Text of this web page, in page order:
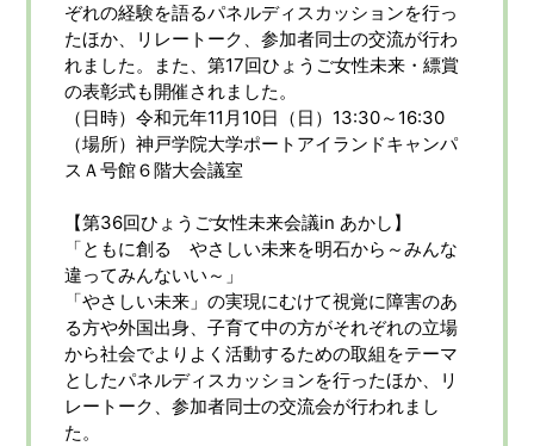
ぞれの経験を語るパネルディスカッションを行っ
たほか、リレートーク、参加者同士の交流が行わ
れました。また、第17回ひょうご女性未来・縹賞
の表彰式も開催されました。
（日時）令和元年11月10日（日）13:30～16:30
（場所）神戸学院大学ポートアイランドキャンパ
スＡ号館６階大会議室
【第36回ひょうご女性未来会議in あかし】
「ともに創る やさしい未来を明石から～みんな
違ってみんないい～」
「やさしい未来」の実現にむけて視覚に障害のあ
る方や外国出身、子育て中の方がそれぞれの立場
から社会でよりよく活動するための取組をテーマ
としたパネルディスカッションを行ったほか、リ
レートーク、参加者同士の交流会が行われまし
た。